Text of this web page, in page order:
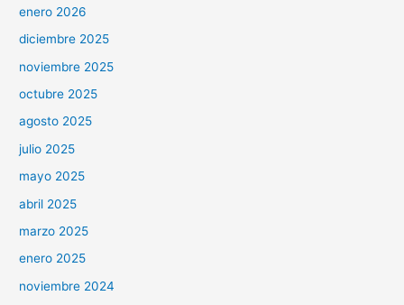
enero 2026
diciembre 2025
noviembre 2025
octubre 2025
agosto 2025
julio 2025
mayo 2025
abril 2025
marzo 2025
enero 2025
noviembre 2024